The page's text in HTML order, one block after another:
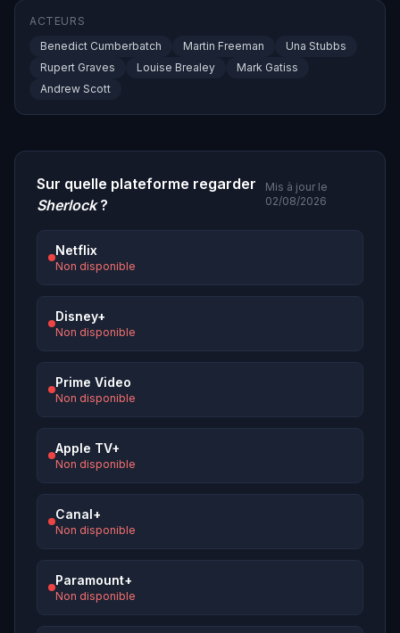
ACTEURS
Benedict Cumberbatch
Martin Freeman
Una Stubbs
Rupert Graves
Louise Brealey
Mark Gatiss
Andrew Scott
Sur quelle plateforme regarder
Sherlock?
Mis à jour le
02/08/2026
Netflix
Non disponible
Disney+
Non disponible
Prime Video
Non disponible
Apple TV+
Non disponible
Canal+
Non disponible
Paramount+
Non disponible